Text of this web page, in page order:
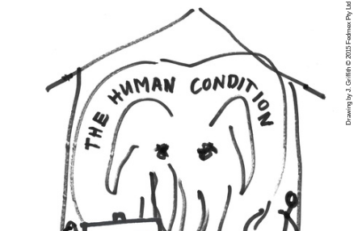
Drawing by J. Griffith © 2015 Fedmex Pty Ltd